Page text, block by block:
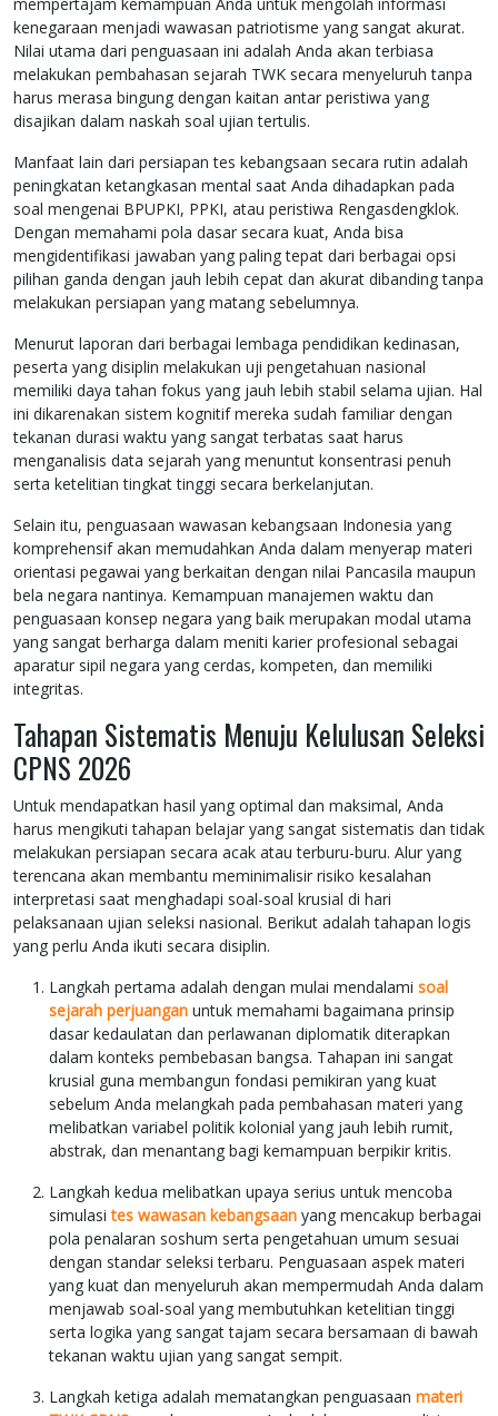
mempertajam kemampuan Anda untuk mengolah informasi
kenegaraan menjadi wawasan patriotisme yang sangat akurat.
Nilai utama dari penguasaan ini adalah Anda akan terbiasa
melakukan pembahasan sejarah TWK secara menyeluruh tanpa
harus merasa bingung dengan kaitan antar peristiwa yang
disajikan dalam naskah soal ujian tertulis.
Manfaat lain dari persiapan tes kebangsaan secara rutin adalah
peningkatan ketangkasan mental saat Anda dihadapkan pada
soal mengenai BPUPKI, PPKI, atau peristiwa Rengasdengklok.
Dengan memahami pola dasar secara kuat, Anda bisa
mengidentifikasi jawaban yang paling tepat dari berbagai opsi
pilihan ganda dengan jauh lebih cepat dan akurat dibanding tanpa
melakukan persiapan yang matang sebelumnya.
Menurut laporan dari berbagai lembaga pendidikan kedinasan,
peserta yang disiplin melakukan uji pengetahuan nasional
memiliki daya tahan fokus yang jauh lebih stabil selama ujian. Hal
ini dikarenakan sistem kognitif mereka sudah familiar dengan
tekanan durasi waktu yang sangat terbatas saat harus
menganalisis data sejarah yang menuntut konsentrasi penuh
serta ketelitian tingkat tinggi secara berkelanjutan.
Selain itu, penguasaan wawasan kebangsaan Indonesia yang
komprehensif akan memudahkan Anda dalam menyerap materi
orientasi pegawai yang berkaitan dengan nilai Pancasila maupun
bela negara nantinya. Kemampuan manajemen waktu dan
penguasaan konsep negara yang baik merupakan modal utama
yang sangat berharga dalam meniti karier profesional sebagai
aparatur sipil negara yang cerdas, kompeten, dan memiliki
integritas.
Tahapan Sistematis Menuju Kelulusan Seleksi
CPNS 2026
Untuk mendapatkan hasil yang optimal dan maksimal, Anda
harus mengikuti tahapan belajar yang sangat sistematis dan tidak
melakukan persiapan secara acak atau terburu-buru. Alur yang
terencana akan membantu meminimalisir risiko kesalahan
interpretasi saat menghadapi soal-soal krusial di hari
pelaksanaan ujian seleksi nasional. Berikut adalah tahapan logis
yang perlu Anda ikuti secara disiplin.
Langkah pertama adalah dengan mulai mendalami soal
sejarah perjuangan untuk memahami bagaimana prinsip
dasar kedaulatan dan perlawanan diplomatik diterapkan
dalam konteks pembebasan bangsa. Tahapan ini sangat
krusial guna membangun fondasi pemikiran yang kuat
sebelum Anda melangkah pada pembahasan materi yang
melibatkan variabel politik kolonial yang jauh lebih rumit,
abstrak, dan menantang bagi kemampuan berpikir kritis.
Langkah kedua melibatkan upaya serius untuk mencoba
simulasites wawasan kebangsaan yang mencakup berbagai
pola penalaran soshum serta pengetahuan umum sesuai
dengan standar seleksi terbaru. Penguasaan aspek materi
yang kuat dan menyeluruh akan mempermudah Anda dalam
menjawab soal-soal yang membutuhkan ketelitian tinggi
serta logika yang sangat tajam secara bersamaan di bawah
tekanan waktu ujian yang sangat sempit.
Langkah ketiga adalah mematangkan penguasaan materi